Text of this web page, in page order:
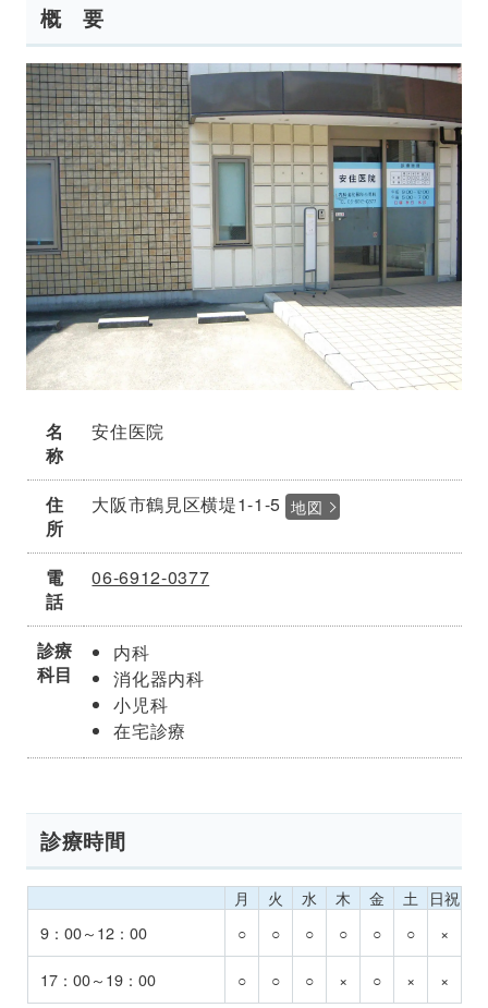
概 要
名
称
安住医院
住
所
大阪市鶴見区横堤1-1-5 地図
電
話
06-6912-0377
診療
科目
内科
消化器内科
小児科
在宅診療
診療時間
月 火 水 木 金 土
日祝
9：00～12：00
○ ○ ○ ○ ○ ○ ×
17：00～19：00 ○ ○ ○ × ○ × ×